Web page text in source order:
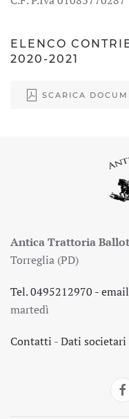
ELENCO
2020-2021
SCARICA
Antica Trattoria
Torreglia (PD)
Tel. 0495212970 -
martedì
Contatti -Dati societari